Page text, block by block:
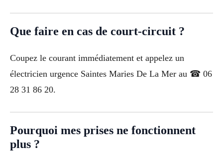
Que faire en cas de court-circuit ?
Coupez le courant immédiatement et appelez un
électricien urgence Saintes Maries De La Mer au ☎ 06
28 31 86 20.
Pourquoi mes prises ne fonctionnent
plus ?